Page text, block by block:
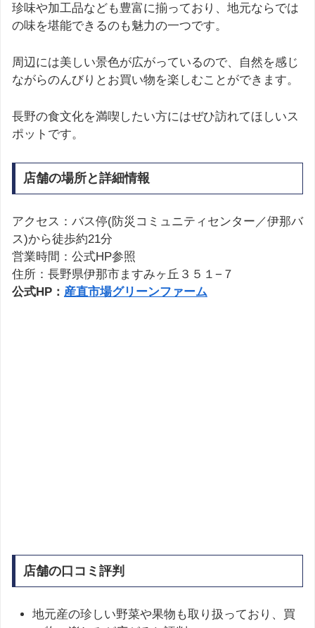
珍味や加工品なども豊富に揃っており、地元ならでは
の味を堪能できるのも魅力の一つです。
周辺には美しい景色が広がっているので、自然を感じ
ながらのんびりとお買い物を楽しむことができます。
長野の食文化を満喫したい方にはぜひ訪れてほしいス
ポットです。
店舗の場所と詳細情報
アクセス：バス停(防災コミュニティセンター／伊那バ
ス)から徒歩約21分
営業時間：公式HP参照
住所：長野県伊那市ますみヶ丘３５１−７
公式HP： 産直市場グリーンファーム
店舗の口コミ評判
地元産の珍しい野菜や果物も取り扱っており、買